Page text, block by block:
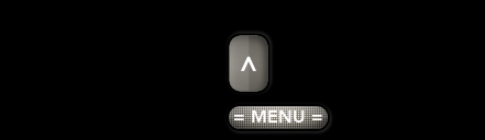
>
= MENU =